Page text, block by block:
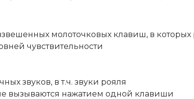
молоточковых клавиш, в
чувствительности
звуков, в т.ч. звуки рояля
вызываются нажатием одной клавиши